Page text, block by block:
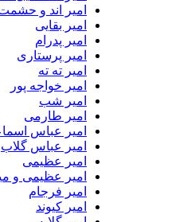
امیر اند و حشمت فغانی
امیر بقایی
امیر پدرام
امیر پرستاری
امیر ته ته
امیر خواجه پور
امیر شب
امیر طارمی
امیر عباس اسماعیلی
امیر عباس گلاب
امیر عظیمی
امیر عظیمی و میلاد بابایی
امیر فرجام
امیر کیوند